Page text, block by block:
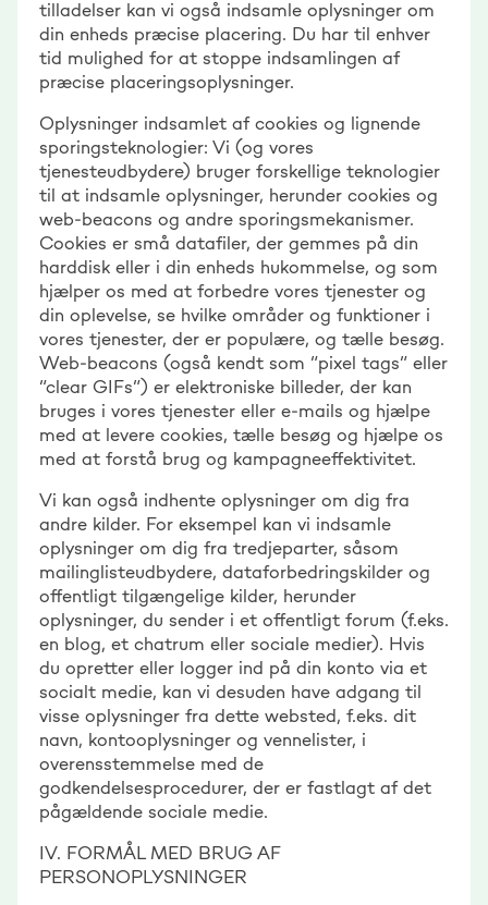
tilladelser kan vi også indsamle oplysninger om
din enheds præcise placering. Du har til enhver
tid mulighed for at stoppe indsamlingen af
præcise placeringsoplysninger.
Oplysninger indsamlet af cookies og lignende
sporingsteknologier: Vi (og vores
tjenesteudbydere) bruger forskellige teknologier
til at indsamle oplysninger, herunder cookies og
web-beacons og andre sporingsmekanismer.
Cookies er små datafiler, der gemmes på din
harddisk eller i din enheds hukommelse, og som
hjælper os med at forbedre vores tjenester og
din oplevelse, se hvilke områder og funktioner i
vores tjenester, der er populære, og tælle besøg.
Web-beacons (også kendt som “pixel tags” eller
“clear GIFs”) er elektroniske billeder, der kan
bruges i vores tjenester eller e-mails og hjælpe
med at levere cookies, tælle besøg og hjælpe os
med at forstå brug og kampagneeffektivitet.
Vi kan også indhente oplysninger om dig fra
andre kilder. For eksempel kan vi indsamle
oplysninger om dig fra tredjeparter, såsom
mailinglisteudbydere, dataforbedringskilder og
offentligt tilgængelige kilder, herunder
oplysninger, du sender i et offentligt forum (f.eks.
en blog, et chatrum eller sociale medier). Hvis
du opretter eller logger ind på din konto via et
socialt medie, kan vi desuden have adgang til
visse oplysninger fra dette websted, f.eks. dit
navn, kontooplysninger og vennelister, i
overensstemmelse med de
godkendelsesprocedurer, der er fastlagt af det
pågældende sociale medie.
IV. FORMÅL MED BRUG AF
PERSONOPLYSNINGER